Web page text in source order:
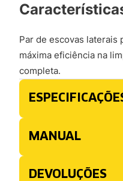
Par de escovas laterais
máxima eficiência na
completa.
MANUAL
DEVOLUÇÕES